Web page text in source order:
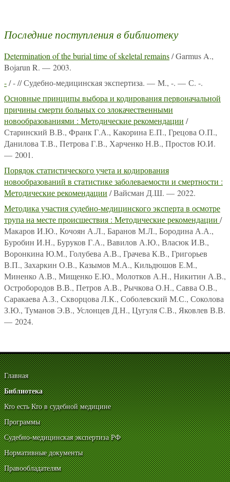
Последние поступления в библиотеку
Determination of the burial time of skeletal remains/ Garmus A.,
Bojarun R. — 2003.
-/ - // Судебно-медицинская экспертиза. — М., -. — С. -.
Основные принципы выбора и кодирования первоначальной
причины смерти больных со злокачественными
новообразованиями : Методические рекомендации /
Старинский В.В., Франк Г.А., Какорина Е.П., Грецова О.П.,
Данилова Т.В., Петрова Г.В., Харченко Н.В., Простов Ю.И.
— 2001.
Порядок статистического учета и кодирования
новообразований в статистике заболеваемости и смертности :
Методические рекомендации / Вайсман Д.Ш. — 2022.
Методика участия судебно-медицинского эксперта в осмотре
трупа на месте происшествия : Методические рекомендации /
Макаров И.Ю., Кочоян А.Л., Баранов М.Л., Бородина А.А.,
Буробин И.Н., Буруков Г.А., Вавилов А.Ю., Власюк И.В.,
Воронкина Ю.М., Голубева А.В., Грачева К.В., Григорьев
В.П., Захаркин О.В., Казымов М.А., Кильдюшов Е.М.,
Миненко А.В., Мищенко Е.Ю., Молотков А.Н., Никитин А.В.,
Остробородов В.В., Петров А.В., Рычкова О.Н., Савва О.В.,
Саракаева А.З., Скворцова Л.К., Соболевский М.С., Соколова
З.Ю., Туманов Э.В., Услонцев Д.Н., Цугуля С.В., Яковлев В.В.
— 2024.
Главная
Библиотека
Кто есть Кто в судебной медицине
Программы
Судебно-медицинская экспертиза РФ
Нормативные документы
Правообладателям